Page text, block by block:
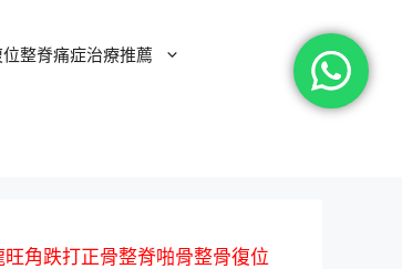
整脊痛症治療推薦
旺角跌打正骨整脊啪骨整骨復位